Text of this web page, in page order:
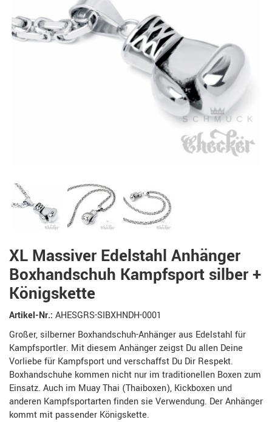
XL Massiver Edelstahl Anhänger
Boxhandschuh Kampfsport silber +
Königskette
Artikel-Nr.: AHESGRS-SIBXHNDH-0001
Großer, silberner Boxhandschuh-Anhänger aus Edelstahl für
Kampfsportler. Mit diesem Anhänger zeigst Du allen Deine
Vorliebe für Kampfsport und verschaffst Du Dir Respekt.
Boxhandschuhe kommen nicht nur im traditionellen Boxen zum
Einsatz. Auch im Muay Thai (Thaiboxen), Kickboxen und
anderen Kampfsportarten finden sie Verwendung. Der Anhänger
kommt mit passender Königskette.